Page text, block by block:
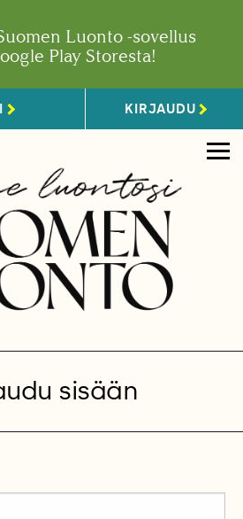
Luonto -sovellus
Play Storesta!
KIRJAUDU
sisään